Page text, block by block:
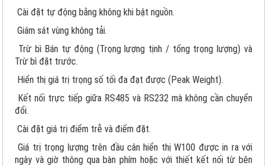
Cài đặt tự động bằng không khi bật nguồn.
Giám sát vùng không tải.
Trừ bì Bán tự động (Trọng lượng tịnh / tổng trọng lượng) và
Trừ bì đặt trước.
Hiển thị giá trị trọng số tối đa đạt được (Peak Weight).
Kết nối trực tiếp giữa RS485 và RS232 mà không cần chuyển
đổi.
Cài đặt giá trị điểm trễ và điểm đặt.
Giá trị trọng lượng trên đầu cân hiển thị W100 được in ra với
ngày và giờ thông qua bàn phím hoặc với thiết kết nối từ bên